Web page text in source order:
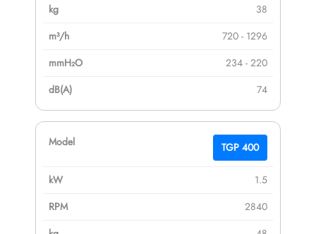
38
720 - 1296
234 - 220
74
TGP 400
1.5
2840